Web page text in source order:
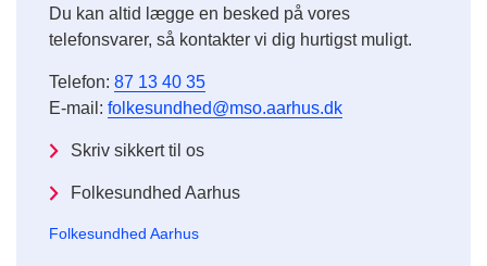
Du kan altid lægge en besked på vores
telefonsvarer, så kontakter vi dig hurtigst muligt.
Telefon: 87 13 40 35
E-mail: folkesundhed@mso.aarhus.dk
Skriv sikkert til os
Folkesundhed Aarhus
Folkesundhed Aarhus